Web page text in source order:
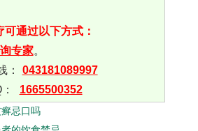
通过以下方式：
专家。
：
043181089997
1665500352
忌口吗